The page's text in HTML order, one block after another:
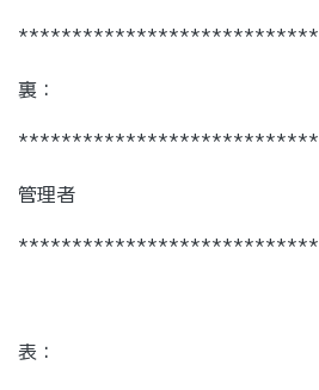
****************************
裏：
****************************
管理者
****************************
表：